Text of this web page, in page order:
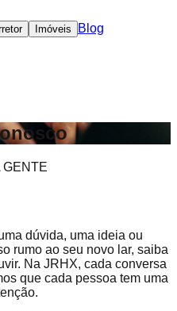
Imóveis Blog
GENTE
dúvida, uma ideia ou
rumo ao seu novo lar, saiba
Na JRHX, cada conversa
que cada pessoa tem uma